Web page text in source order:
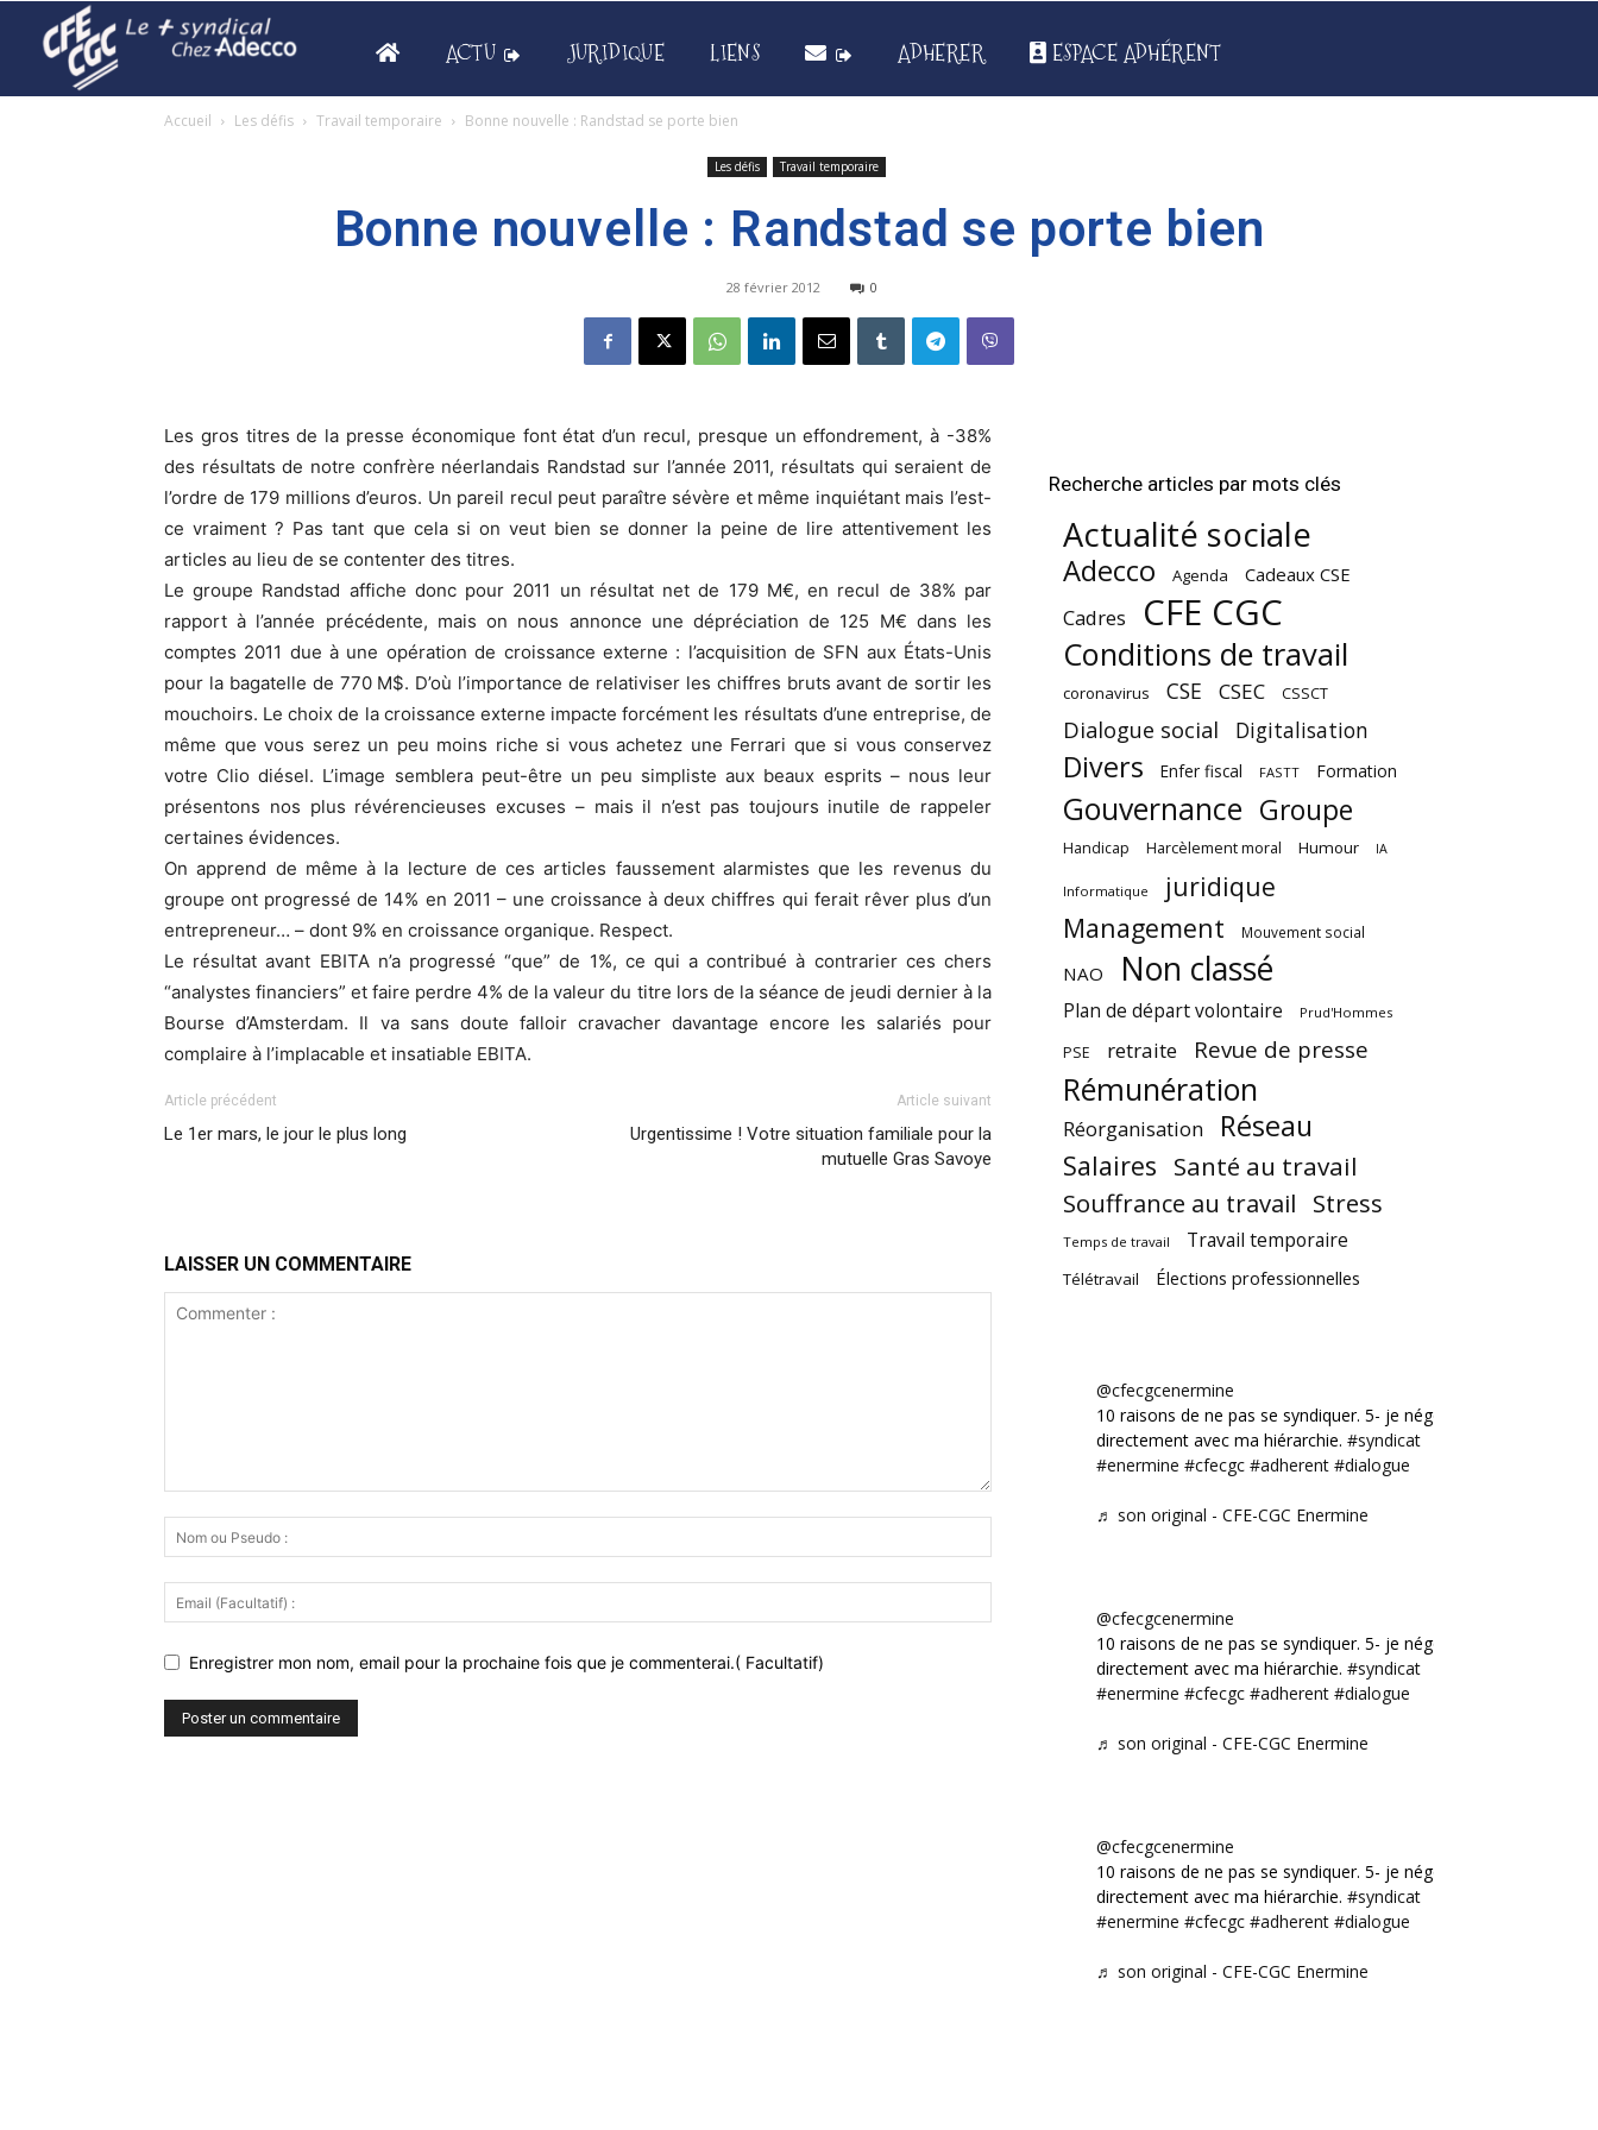
ACTU JURIDIQUE LIENS ADHERER ESPACE ADHÉRENT
Accueil Les défis Travail temporaire Bonne nouvelle : Randstad se porte bien
Les défis Travail temporaire
Bonne nouvelle : Randstad se porte bien
28 février 2012 0
Les gros titres de la presse économique font état d’un recul, presque un effondrement, à -38%
des résultats de notre confrère néerlandais Randstad sur l’année 2011, résultats qui seraient de
l’ordre de 179 millions d’euros. Un pareil recul peut paraître sévère et même inquiétant mais l’est-
ce vraiment ? Pas tant que cela si on veut bien se donner la peine de lire attentivement les
articles au lieu de se contenter des titres.
Le groupe Randstad affiche donc pour 2011 un résultat net de 179 M€, en recul de 38% par
rapport à l’année précédente, mais on nous annonce une dépréciation de 125 M€ dans les
comptes 2011 due à une opération de croissance externe : l’acquisition de SFN aux États-Unis
pour la bagatelle de 770 M$. D’où l’importance de relativiser les chiffres bruts avant de sortir les
mouchoirs. Le choix de la croissance externe impacte forcément les résultats d’une entreprise, de
même que vous serez un peu moins riche si vous achetez une Ferrari que si vous conservez
votre Clio diésel. L’image semblera peut-être un peu simpliste aux beaux esprits – nous leur
présentons nos plus révérencieuses excuses – mais il n’est pas toujours inutile de rappeler
certaines évidences.
On apprend de même à la lecture de ces articles faussement alarmistes que les revenus du
groupe ont progressé de 14% en 2011 – une croissance à deux chiffres qui ferait rêver plus d’un
entrepreneur… – dont 9% en croissance organique. Respect.
Le résultat avant EBITA n’a progressé “que” de 1%, ce qui a contribué à contrarier ces chers
“analystes financiers” et faire perdre 4% de la valeur du titre lors de la séance de jeudi dernier à la
Bourse d’Amsterdam. Il va sans doute falloir cravacher davantage encore les salariés pour
complaire à l’implacable et insatiable EBITA.
Article précédent
Le 1er mars, le jour le plus long
Article suivant
Urgentissime ! Votre situation familiale pour la
mutuelle Gras Savoye
LAISSER UN COMMENTAIRE
Enregistrer mon nom, email pour la prochaine fois que je commenterai.( Facultatif)
Recherche articles par mots clés
Actualité sociale
Adecco Agenda Cadeaux CSE
Cadres CFE CGC
Conditions de travail
coronavirus CSE CSEC CSSCT
Dialogue social Digitalisation
Divers Enfer fiscal FASTT Formation
Gouvernance Groupe
Handicap Harcèlement moral Humour IA
Informatique
juridique
Management
Mouvement social
NAO Non classé
Plan de départ volontaire Prud'Hommes
PSE retraite Revue de presse
Rémunération
Réorganisation Réseau
Salaires Santé au travail
Souffrance au travail Stress
Temps de travail Travail temporaire
Télétravail Élections professionnelles
@cfecgcenermine
10 raisons de ne pas se syndiquer. 5- je négocie
directement avec ma hiérarchie. #syndicat
#enermine #cfecgc #adherent #dialogue
♬ son original - CFE-CGC Enermine
@cfecgcenermine
10 raisons de ne pas se syndiquer. 5- je négocie
directement avec ma hiérarchie. #syndicat
#enermine #cfecgc #adherent #dialogue
♬ son original - CFE-CGC Enermine
@cfecgcenermine
10 raisons de ne pas se syndiquer. 5- je négocie
directement avec ma hiérarchie. #syndicat
#enermine #cfecgc #adherent #dialogue
♬ son original - CFE-CGC Enermine